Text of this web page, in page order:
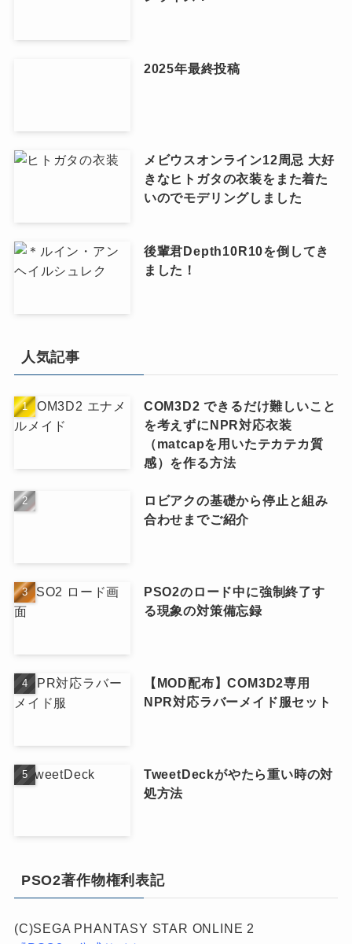
2025年最終投稿
メビウスオンライン12周忌 大好
きなヒトガタの衣装をまた着た
いのでモデリングしました
後輩君Depth10R10を倒してき
ました！
人気記事
COM3D2 できるだけ難しいこと
を考えずにNPR対応衣装
（matcapを用いたテカテカ質
感）を作る方法
ロビアクの基礎から停止と組み
合わせまでご紹介
PSO2のロード中に強制終了す
る現象の対策備忘録
【MOD配布】COM3D2専用
NPR対応ラバーメイド服セット
TweetDeckがやたら重い時の対
処方法
PSO2著作物権利表記
(C)SEGA PHANTASY STAR ONLINE 2